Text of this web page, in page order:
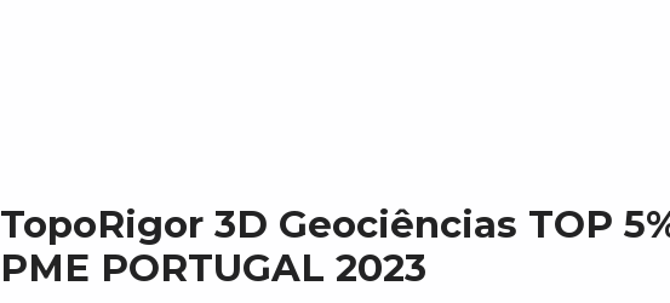
TopoRigor 3D Geociências TOP
PME PORTUGAL 2023